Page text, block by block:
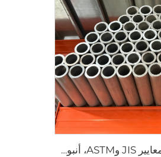
أنبوب ألومنيوم دائري وفق معايير JIS وASTM، أنبوب غير ملحوم